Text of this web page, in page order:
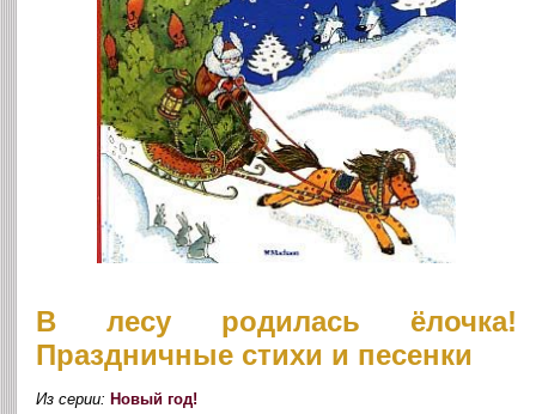
В лесу родилась ёлочка!
Праздничные стихи и песенки
Из серии:Новый год!